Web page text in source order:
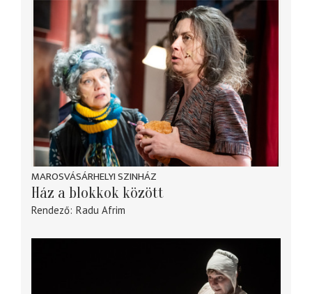
MAROSVÁSÁRHELYI SZINHÁZ
Ház a blokkok között
Rendező Radu Afrim